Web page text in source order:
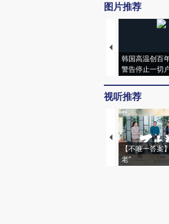
图片推荐
韩国高温创百
警告停止一切
视听推荐
【不唯一答案
老”